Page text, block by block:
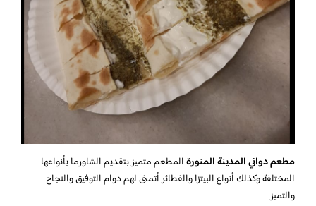
مطعم دواني المدينة المنورةالمطعم متميز بتقديم الشاورما بأنواعها
المختلفة وكذلك أنواع البيتزا والفطائر أتمنى لهم دوام التوفيق والنجاح
والتميز